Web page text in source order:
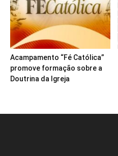
Acampamento “Fé Católica”
promove formação sobre a
Doutrina da Igreja